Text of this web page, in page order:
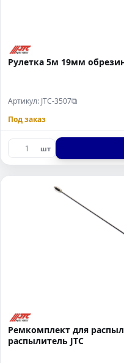
Рулетка 5м 19мм
Артикул: JTC-3507⧉
Под заказ
шт
Ремкомплект для
распылитель JTC